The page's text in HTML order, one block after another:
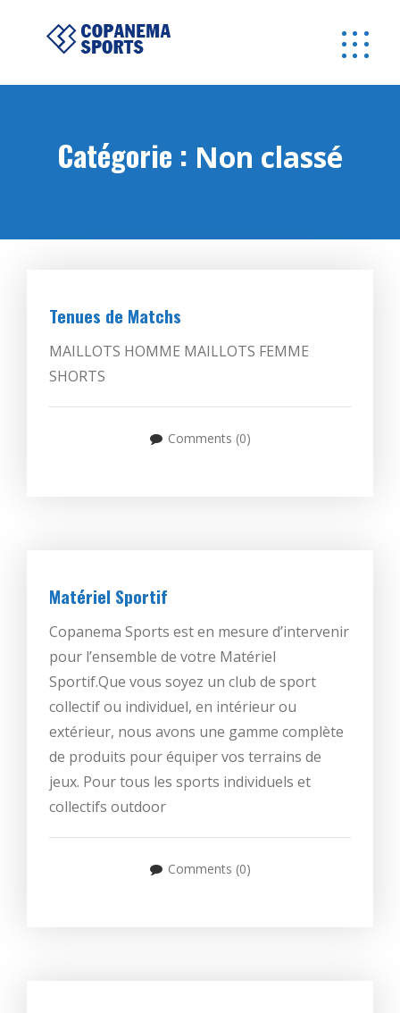
Catégorie : Non classé
Tenues de Matchs
MAILLOTS HOMME MAILLOTS FEMME
SHORTS
Comments (0)
Matériel Sportif
Copanema Sports est en mesure d’intervenir
pour l’ensemble de votre Matériel
Sportif.Que vous soyez un club de sport
collectif ou individuel, en intérieur ou
extérieur, nous avons une gamme complète
de produits pour équiper vos terrains de
jeux. Pour tous les sports individuels et
collectifs outdoor
Comments (0)